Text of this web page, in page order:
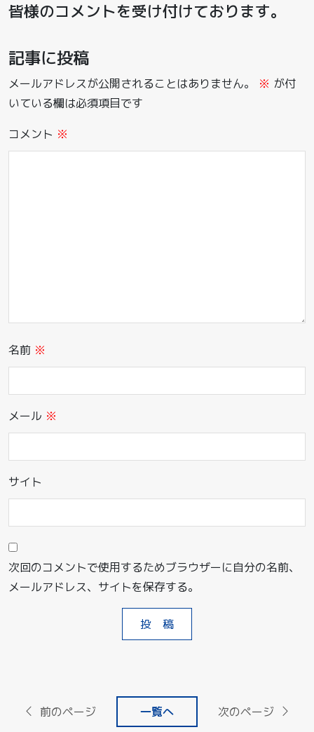
皆様のコメントを受け付けております。
記事に投稿
メールアドレスが公開されることはありません。 ※ が付
いている欄は必須項目です
コメント ※
名前 ※
メール ※
サイト
次回のコメントで使用するためブラウザーに自分の名前、
メールアドレス、サイトを保存する。
前のページ 一覧へ 次のページ